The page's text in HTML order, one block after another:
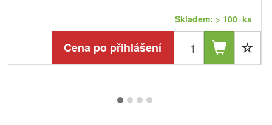
Skladem: > 100 ks
Cena po přihlášení